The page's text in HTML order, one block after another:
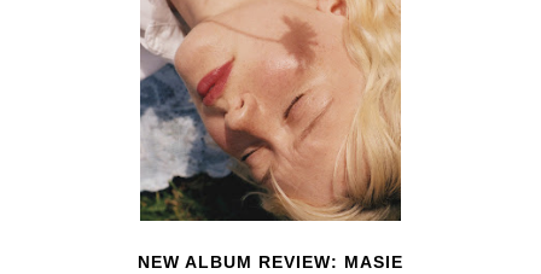
NEW ALBUM REVIEW: MASIE